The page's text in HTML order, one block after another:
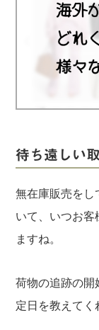
実録！海外ショ
待ち遠しい
無在庫販売をし
いて、いつお客
ますね。
荷物の追跡の開
定日を教えてく